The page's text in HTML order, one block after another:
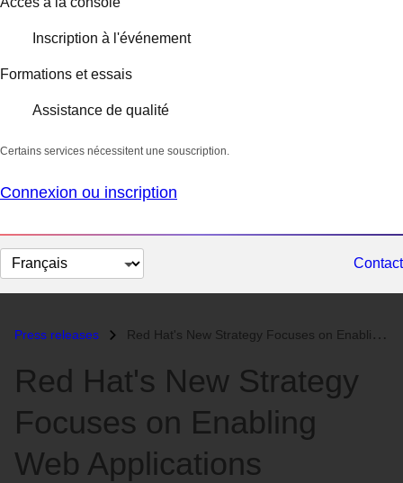
Inscription à l'événement
Formations et essais
Assistance de qualité
Certains services nécessitent une souscription.
Connexion ou inscription
Changer
la
Contact
Press releases Red Hat's New Strategy Focuses on Enabling Web Applications...
Red Hat's New Strategy
Focuses on Enabling
Web Applications